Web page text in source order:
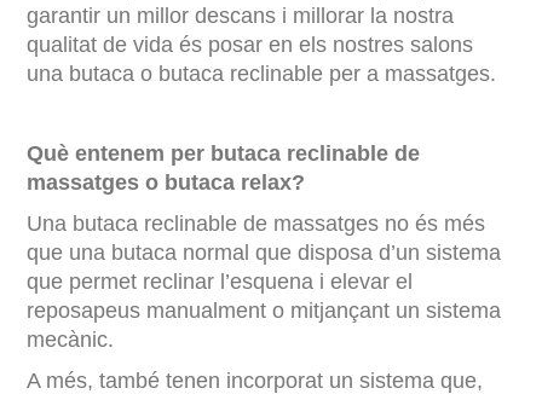
garantir un millor descans i millorar la nostra
qualitat de vida és posar en els nostres salons
una butaca o butaca reclinable per a massatges.
Què entenem per butaca reclinable de
massatges o butaca relax?
Una butaca reclinable de massatges no és més
que una butaca normal que disposa d’un sistema
que permet reclinar l’esquena i elevar el
reposapeus manualment o mitjançant un sistema
mecànic.
A més, també tenen incorporat un sistema que,